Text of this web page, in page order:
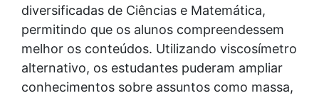
diversificadas de Ciências e Matemática,
permitindo que os alunos compreendessem
melhor os conteúdos. Utilizando viscosímetro
alternativo, os estudantes puderam ampliar
conhecimentos sobre assuntos como massa,